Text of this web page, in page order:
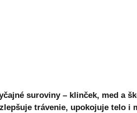
suroviny – klinček, med a
trávenie, upokojuje telo i